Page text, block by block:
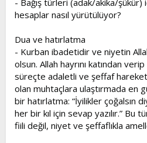
hesaplar nasıl yürütülüyor?
Dua ve hatırlatma
- Kurban ibadetidir ve niyetin
olsun. Allah hayrını katından
süreçte adaletli ve şeffaf hareket
olan muhtaçlara ulaştırmada en
bir hatırlatma: “İyilikler çoğalsın
her bir kıl için sevap yazılır.” Bu
fiili değil, niyet ve şeffaflıkla